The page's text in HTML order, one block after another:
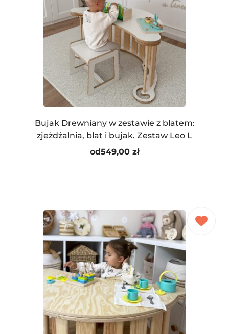
Bujak Drewniany w zestawie z blatem:
zjeżdżalnia, blat i bujak. Zestaw Leo L
od549,00 zł